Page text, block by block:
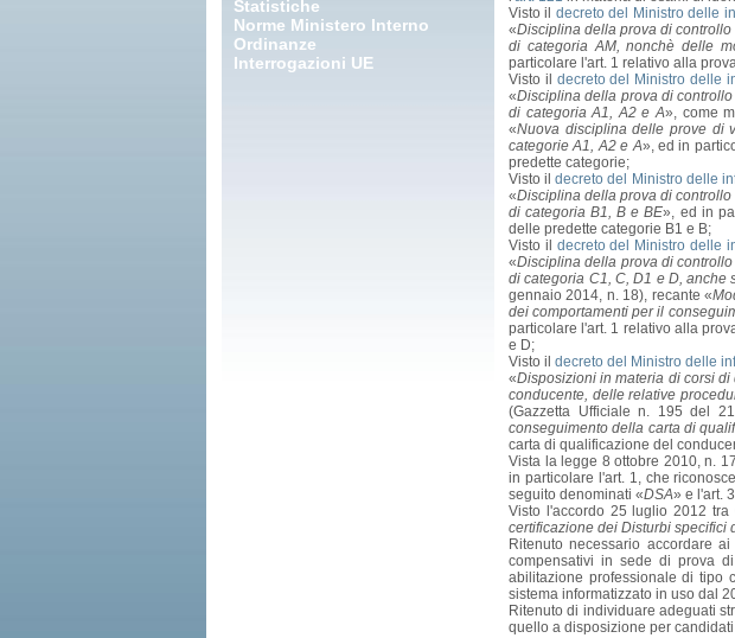
Statistiche
Norme Ministero Interno
Ordinanze
Interrogazioni UE
Visto il decreto del Ministro delle
«Disciplina della prova di
di categoria AM, nonchè delle
particolare l'art. 1 relativo alla
Visto il decreto del Ministro delle
«Disciplina della prova di
di categoria A1, A2 e A», come
«Nuova disciplina delle prove di
categorie A1, A2 e A», ed in
predette categorie;
Visto ildecreto del Ministro delle
«Disciplina della prova di
di categoria B1, B e BE», ed in
delle predette categorie B1 e B;
Visto il decreto del Ministro delle
«Disciplina della prova di
di categoria C1, C, D1 e D, anche
gennaio 2014, n. 18), recante «
dei comportamenti per il
particolare l'art. 1 relativo alla
e D;
Visto ildecreto del Ministro delle
«Disposizioni in materia di corsi
conducente, delle relative
(Gazzetta Ufficiale n. 195 del
conseguimento della carta di
carta di qualificazione del
Vista la legge 8 ottobre 2010, n.
in particolare l'art. 1, che
seguito denominati «DSA» e l'art.
Visto l'accordo 25 luglio 2012
certificazione dei Disturbi specifici
Ritenuto necessario accordare
compensativi in sede di prova
abilitazione professionale di tipo
sistema informatizzato in uso dal
Ritenuto di individuare adeguati
quello a disposizione per